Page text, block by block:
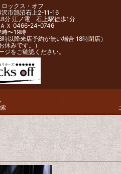
ックス・オフ
市鵠沼石上2-11-16
分 江ノ電 石上駅徒歩1分
Ｘ 0466-24-0746
〜19時
以降来店予約が無い場合 18時閉店）
休みです。）
をご確認ください。